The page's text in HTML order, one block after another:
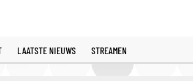
LAATSTE NIEUWS STREAMEN